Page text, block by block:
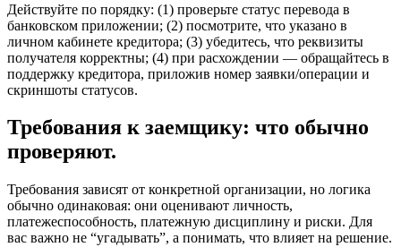
Действуйте по порядку: (1) проверьте статус перевода в
банковском приложении; (2) посмотрите, что указано в
личном кабинете кредитора; (3) убедитесь, что реквизиты
получателя корректны; (4) при расхождении — обращайтесь в
поддержку кредитора, приложив номер заявки/операции и
скриншоты статусов.
Требования к заемщику: что обычно
проверяют.
Требования зависят от конкретной организации, но логика
обычно одинаковая: они оценивают личность,
платежеспособность, платежную дисциплину и риски. Для
вас важно не “угадывать”, а понимать, что влияет на решение.